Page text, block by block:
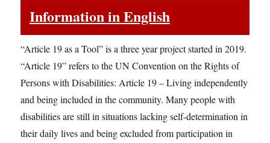
Information in English
“Article 19 as a Tool” is a three year project started in 2019.
“Article 19” refers to the UN Convention on the Rights of
Persons with Disabilities: Article 19 – Living independently
and being included in the community. Many people with
disabilities are still in situations lacking self-determination in
their daily lives and being excluded from participation in